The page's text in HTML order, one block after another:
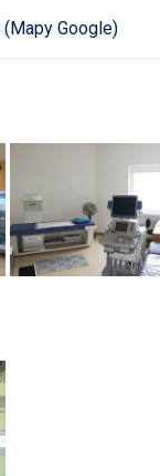
(Mapy Google)